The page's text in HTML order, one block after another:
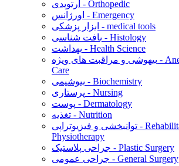
ارتوپدی - Orthopedic
اورژانس - Emergency
ابزار پزشکی - medical tools
بافت شناسی - Histology
بهداشت - Health Science
بیهوشی و مراقبت های ویژه - Anesthesia & Critical
Care
بیوشیمی - Biochemistry
پرستاری - Nursing
پوست - Dermatology
تغذیه - Nutrition
توانبخشی و فیزیوتراپی - Rehabilitation and
Physiotherapy
جراحی پلاستیک - Plastic Surgery
جراحی عمومی - General Surgery